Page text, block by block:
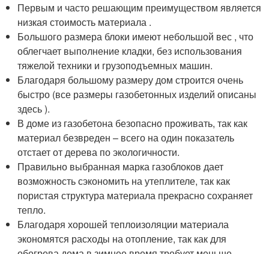
Первым и часто решающим преимуществом является
низкая стоимость материала .
Большого размера блоки имеют небольшой вес , что
облегчает выполнение кладки, без использования
тяжелой техники и грузоподъемных машин.
Благодаря большому размеру дом строится очень
быстро (все размеры газобетонных изделий описаны
здесь ).
В доме из газобетона безопасно проживать, так как
материал безвреден – всего на один показатель
отстает от дерева по экологичности.
Правильно выбранная марка газоблоков дает
возможность сэкономить на утеплителе, так как
пористая структура материала прекрасно сохраняет
тепло.
Благодаря хорошей теплоизоляции материала
экономятся расходы на отопление, так как для